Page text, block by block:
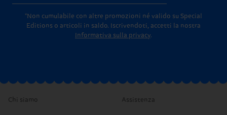
*Non cumulabile con altre promozioni né valido su Special
Editions o articoli in saldo.
Iscrivendoti, accetti la nostra
Informativa sulla privacy.
Chi siamo Assistenza